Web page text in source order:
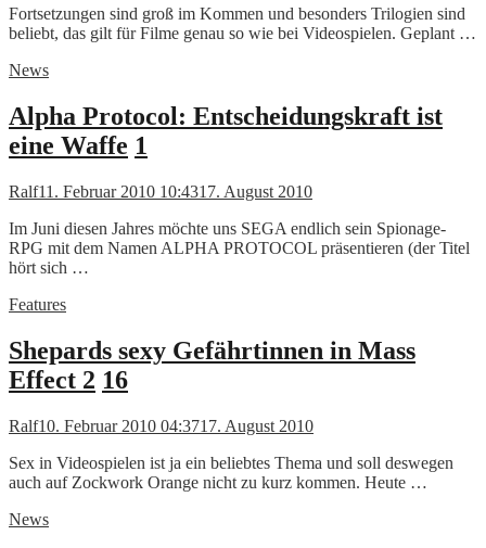
Fortsetzungen sind groß im Kommen und besonders Trilogien sind
beliebt, das gilt für Filme genau so wie bei Videospielen. Geplant …
News
Alpha Protocol: Entscheidungskraft ist
eine Waffe 1
Ralf11. Februar 2010 10:4317. August 2010
Im Juni diesen Jahres möchte uns SEGA endlich sein Spionage-
RPG mit dem Namen ALPHA PROTOCOL präsentieren (der Titel
hört sich …
Features
Shepards sexy Gefährtinnen in Mass
Effect 2 16
Ralf10. Februar 2010 04:3717. August 2010
Sex in Videospielen ist ja ein beliebtes Thema und soll deswegen
auch auf Zockwork Orange nicht zu kurz kommen. Heute …
News